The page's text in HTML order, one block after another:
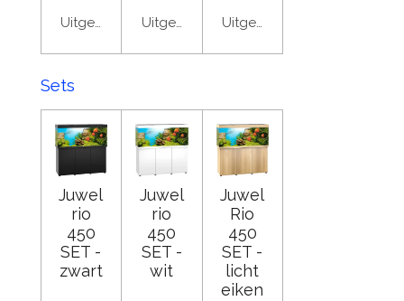
UitgeschakeldUitgeschakeldUitgeschakeld
Sets
Juwel
rio
450
SET -
zwart
Juwel
rio
450
SET -
wit
Juwel
Rio
450
SET -
licht
eiken